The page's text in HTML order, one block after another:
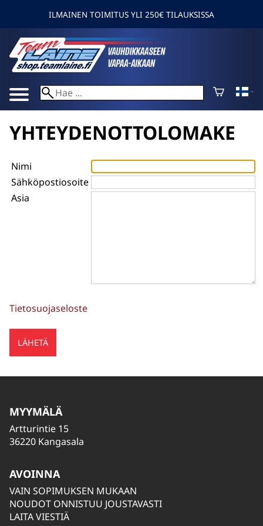
ILMAINEN TOIMITUS YLI 250€ TILAUKSISSA
YHTEYDENOTTOLOMAKE
Nimi
Sähköpostiosoite
Asia
Tietosuojaseloste
MYYMÄLÄ
Artturintie 15
36220 Kangasala
AVOINNA
VAIN SOPIMUKSEN MUKAAN
NOUDOT ONNISTUU JOUSTAVASTI
LAITA VIESTIÄ